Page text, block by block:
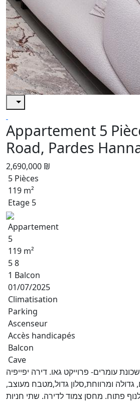
Appartement 5
Road, Pardes
2,690,000 ₪
5 Pièces
119 m²
Etage 5
Appartement
5
119 m²
5 8
1 Balcon
01/07/2025
Climatisation
Parking
Ascenseur
Accès handicapés
Balcon
Cave
עומרים- פרוייקט גאו. דירה יפייפיה
בת 5 חדרים, גדולה ומרווחת,סלון גדול,מטבח מעוצב,
פתוח. מחסן צמוד לדירה. שתי חניות